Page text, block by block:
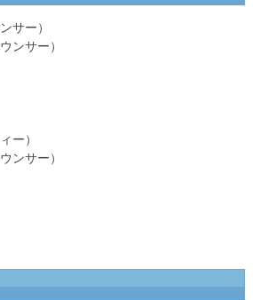
ンサー）
ウンサー）
ィー）
ウンサー）